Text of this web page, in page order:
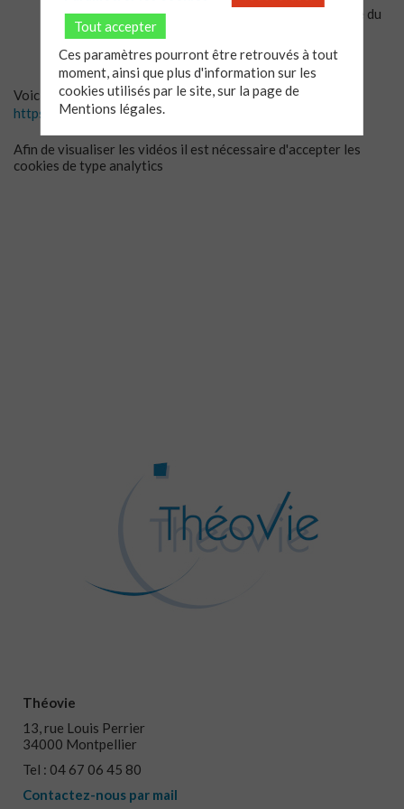
réflexion personnelle et contribuent à votre recherche du
sens de l’existence.
Vous pouvez si vous le souhaitezrejoindre un groupe
Voici un petit clip vidéo utile :
https://www.youtube.com/watch?v=fXwNQjOAYEQ
Afin de visualiser les vidéos il est nécessaire d'accepter les
cookies de type analytics
Théovie
13, rue Louis Perrier
34000 Montpellier
Tel : 04 67 06 45 80
Contactez-nous par mail
Tout accepter
Ces paramètres pourront être retrouvés à tout
moment, ainsi que plus d'information sur les
cookies utilisés par le site, sur la page de
Mentions légales.